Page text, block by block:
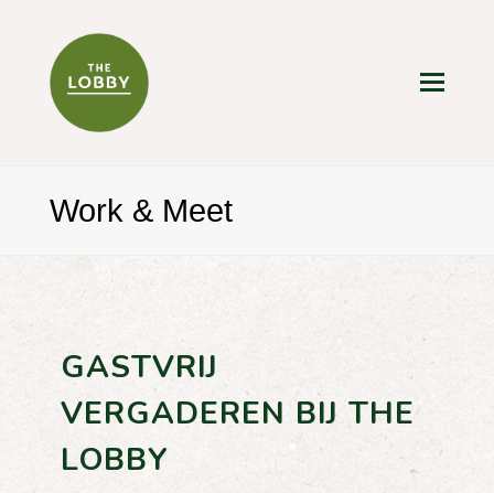
Work & Meet
GASTVRIJ
VERGADEREN BIJ THE
LOBBY